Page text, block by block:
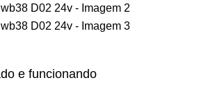
e funcionando